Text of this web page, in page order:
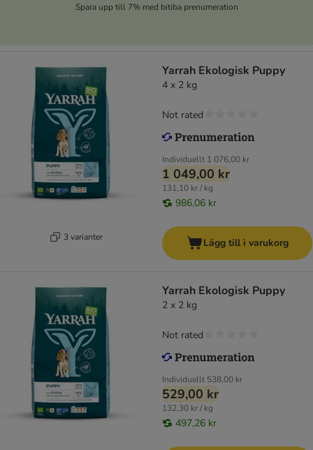
Spara upp till 7% med bitiba prenumeration
3 varianter
Yarrah Ekologisk Puppy
4 x 2 kg
Individuellt 1 076,00 kr
1 049,00 kr
131,10 kr / kg
986,06 kr
Not rated
Lägg till i varukorg
Yarrah Ekologisk Puppy
2 x 2 kg
Individuellt 538,00 kr
529,00 kr
132,30 kr / kg
497,26 kr
Not rated